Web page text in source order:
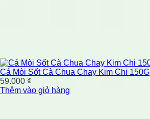
Cá Mòi Sốt Cà Chua Chay Kim Chi 150G
59.000 ₫
Thêm vào giỏ hàng